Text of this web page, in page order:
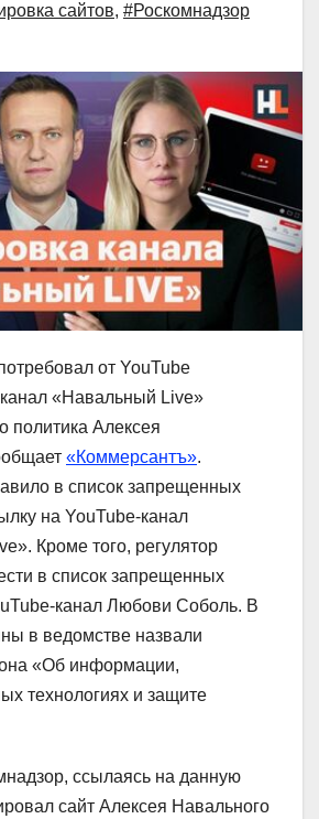
сайтов, #Роскомнадзор
от YouTube
канал «Навальный Live»
политика Алексея
«Коммерсантъ».
в список запрещенных
на YouTube-канал
Кроме того, регулятор
в список запрещенных
канал Любови Соболь. В
в ведомстве назвали
«Об информации,
технологиях и защите
ссылаясь на данную
сайт Алексея Навального